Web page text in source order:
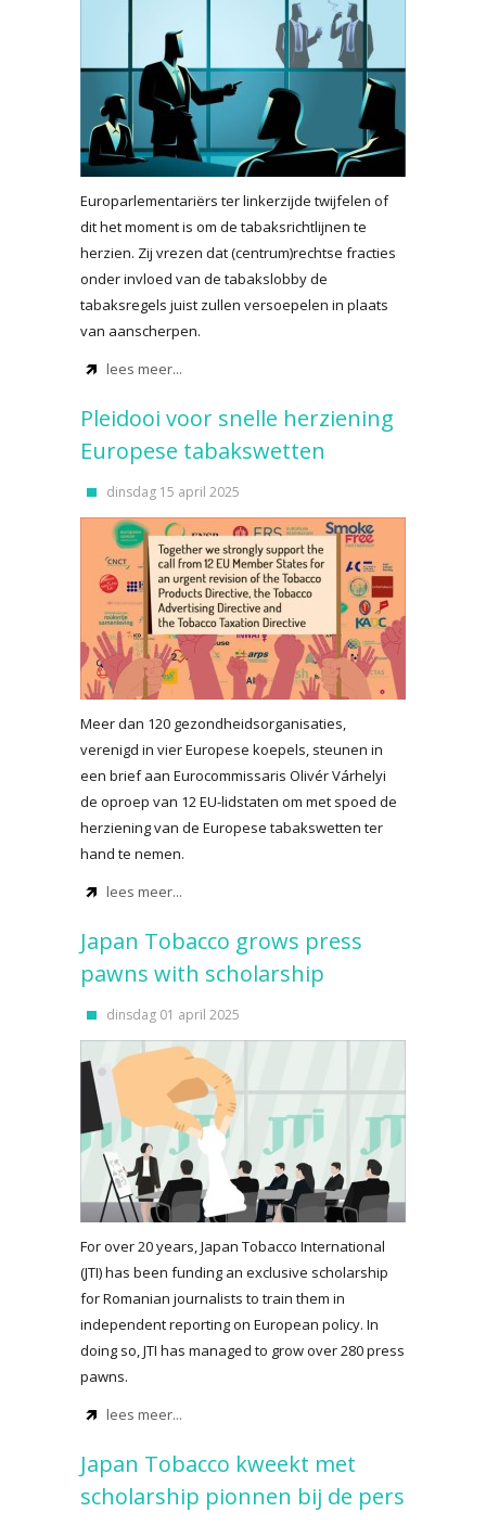
Europarlementariërs ter linkerzijde twijfelen of
dit het moment is om de tabaksrichtlijnen te
herzien. Zij vrezen dat (centrum)rechtse fracties
onder invloed van de tabakslobby de
tabaksregels juist zullen versoepelen in plaats
van aanscherpen.
lees meer...
Pleidooi voor snelle herziening
Europese tabakswetten
dinsdag 15 april 2025
Meer dan 120 gezondheidsorganisaties,
verenigd in vier Europese koepels, steunen in
een brief aan Eurocommissaris Olivér Várhelyi
de oproep van 12 EU-lidstaten om met spoed de
herziening van de Europese tabakswetten ter
hand te nemen.
lees meer...
Japan Tobacco grows press
pawns with scholarship
dinsdag 01 april 2025
For over 20 years, Japan Tobacco International
(JTI) has been funding an exclusive scholarship
for Romanian journalists to train them in
independent reporting on European policy. In
doing so, JTI has managed to grow over 280 press
pawns.
lees meer...
Japan Tobacco kweekt met
scholarship pionnen bij de pers